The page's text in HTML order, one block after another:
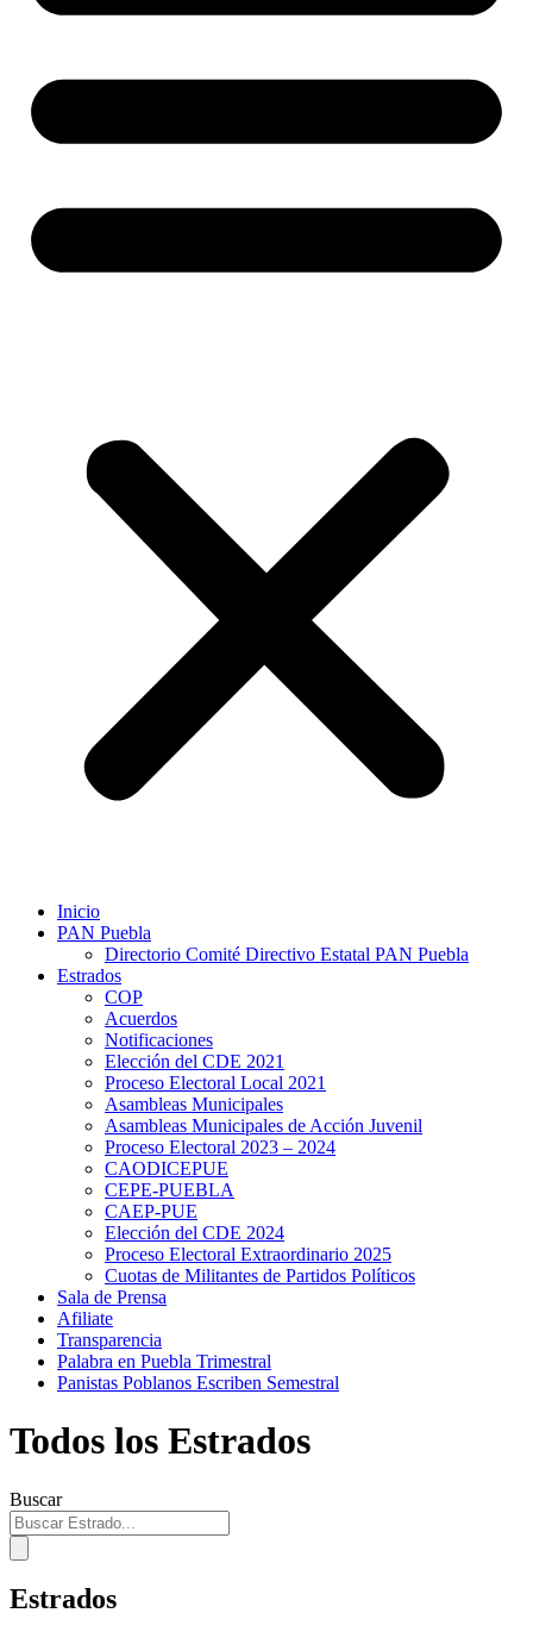
Inicio
PAN Puebla
Directorio Comité Directivo Estatal PAN Puebla
Estrados
COP
Acuerdos
Notificaciones
Elección del CDE 2021
Proceso Electoral Local 2021
Asambleas Municipales
Asambleas Municipales de Acción Juvenil
Proceso Electoral 2023 – 2024
CAODICEPUE
CEPE-PUEBLA
CAEP-PUE
Elección del CDE 2024
Proceso Electoral Extraordinario 2025
Cuotas de Militantes de Partidos Políticos
Sala de Prensa
Afiliate
Transparencia
Palabra en Puebla Trimestral
Panistas Poblanos Escriben Semestral
Todos los Estrados
Buscar
Estrados